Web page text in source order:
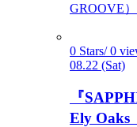
GROOVE
0 Stars/ 0
08.22 (Sat)
『
Ely Oaks